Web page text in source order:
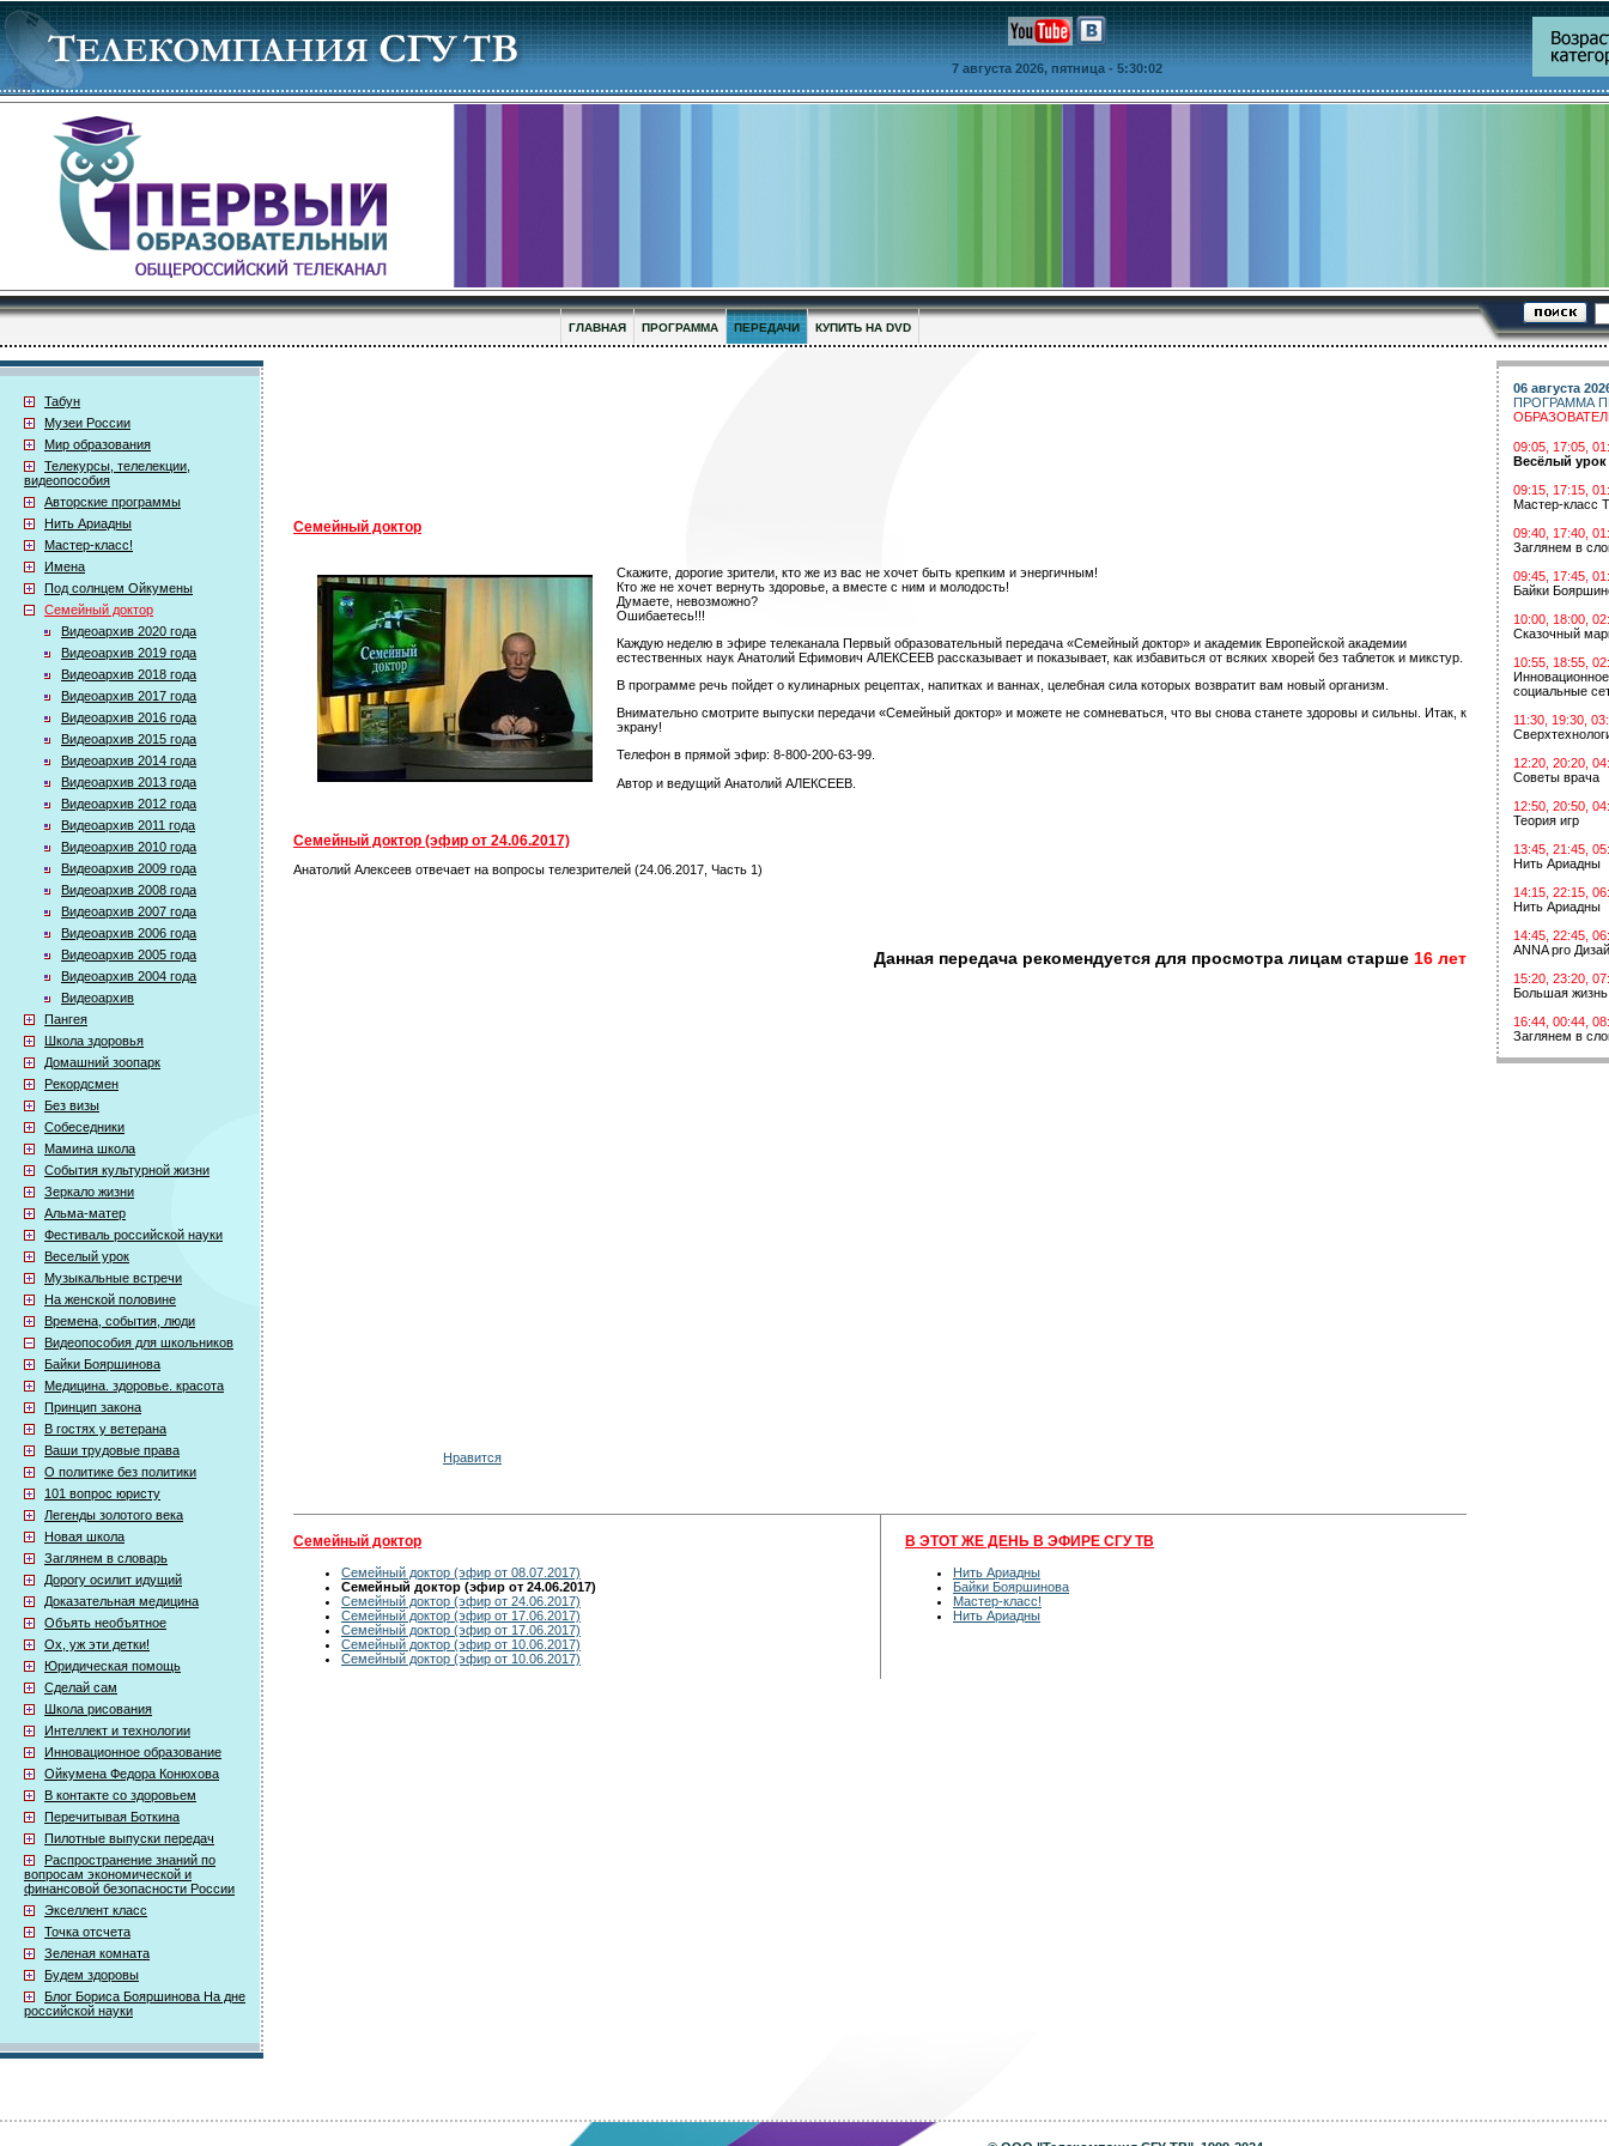
7 августа 2026, пятница - 5:30:02
ГЛАВНАЯ ПРОГРАММА ПЕРЕДАЧИ КУПИТЬ НА DVD
Табун
Музеи России
Мир образования
Телекурсы, телелекции,
видеопособия
Авторские программы
Нить Ариадны
Мастер-класс!
Имена
Под солнцем Ойкумены
Семейный доктор
Видеоархив 2020 года
Видеоархив 2019 года
Видеоархив 2018 года
Видеоархив 2017 года
Видеоархив 2016 года
Видеоархив 2015 года
Видеоархив 2014 года
Видеоархив 2013 года
Видеоархив 2012 года
Видеоархив 2011 года
Видеоархив 2010 года
Видеоархив 2009 года
Видеоархив 2008 года
Видеоархив 2007 года
Видеоархив 2006 года
Видеоархив 2005 года
Видеоархив 2004 года
Видеоархив
Пангея
Школа здоровья
Домашний зоопарк
Рекордсмен
Без визы
Собеседники
Мамина школа
События культурной жизни
Зеркало жизни
Альма-матер
Фестиваль российской науки
Веселый урок
Музыкальные встречи
На женской половине
Времена, события, люди
Видеопособия для школьников
Байки Бояршинова
Медицина. здоровье. красота
Принцип закона
В гостях у ветерана
Ваши трудовые права
О политике без политики
101 вопрос юристу
Легенды золотого века
Новая школа
Заглянем в словарь
Дорогу осилит идущий
Доказательная медицина
Объять необъятное
Ох, уж эти детки!
Юридическая помощь
Сделай сам
Школа рисования
Интеллект и технологии
Инновационное образование
Ойкумена Федора Конюхова
В контакте со здоровьем
Перечитывая Боткина
Пилотные выпуски передач
Распространение знаний по
вопросам экономической и
финансовой безопасности России
Экселлент класс
Точка отсчета
Зеленая комната
Будем здоровы
Блог Бориса Бояршинова На дне
российской науки
Семейный доктор
Скажите, дорогие зрители, кто же из вас не хочет быть крепким и энергичным!
Кто же не хочет вернуть здоровье, а вместе с ним и молодость!
Думаете, невозможно?
Ошибаетесь!!!
Каждую неделю в эфире телеканала Первый образовательный передача «Семейный доктор» и академик Европейской академии
естественных наук Анатолий Ефимович АЛЕКСЕЕВ рассказывает и показывает, как избавиться от всяких хворей без таблеток и микстур.
В программе речь пойдет о кулинарных рецептах, напитках и ваннах, целебная сила которых возвратит вам новый организм.
Внимательно смотрите выпуски передачи «Семейный доктор» и можете не сомневаться, что вы снова станете здоровы и сильны. Итак, к
экрану!
Телефон в прямой эфир: 8-800-200-63-99.
Автор и ведущий Анатолий АЛЕКСЕЕВ.
Семейный доктор (эфир от 24.06.2017)
Анатолий Алексеев отвечает на вопросы телезрителей (24.06.2017, Часть 1)
Данная передача рекомендуется для просмотра лицам старше 16 лет
Нравится
Семейный доктор
Семейный доктор (эфир от 08.07.2017)
Семейный доктор (эфир от 24.06.2017)
Семейный доктор (эфир от 24.06.2017)
Семейный доктор (эфир от 17.06.2017)
Семейный доктор (эфир от 17.06.2017)
Семейный доктор (эфир от 10.06.2017)
Семейный доктор (эфир от 10.06.2017)
В ЭТОТ ЖЕ ДЕНЬ В ЭФИРЕ СГУ ТВ
Нить Ариадны
Байки Бояршинова
Мастер-класс!
Нить Ариадны
06 августа
ПРОГРАММА
09:05, 17:05,
Весёлый урок
09:15, 17:15,
Мастер-класс
09:40, 17:40,
Заглянем в
09:45, 17:45,
Байки
10:00, 18:00,
Сказочный
10:55, 18:55,
социальные
11:30, 19:30,
12:20, 20:20,
Советы врача
12:50, 20:50,
Теория игр
13:45, 21:45,
Нить Ариадны
14:15, 22:15,
Нить Ариадны
14:45, 22:45,
ANNA pro
15:20, 23:20,
Большая жизнь
16:44, 00:44,
Заглянем в